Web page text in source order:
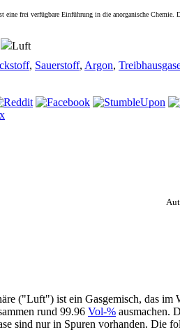
eine frei verfügbare Einführung in die anorganische
Luft
, Sauerstoff, Argon,
("Luft") ist ein Gasgemisch, das im
rund 99.96 Vol-% ausmachen.
sind nur in Spuren vorhanden. Die